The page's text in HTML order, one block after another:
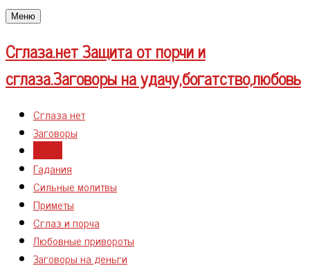
Меню
Сглаза.нетЗащита от порчи и
сглаза.Заговоры на удачу,богатство,любовь
Сглаза нет
Заговоры
Гадания
Сильные молитвы
Приметы
Сглаз и порча
Любовные привороты
Заговоры на деньги